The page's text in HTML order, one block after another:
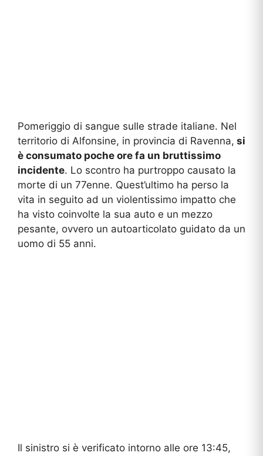
Pomeriggio di sangue sulle strade italiane. Nel
territorio di Alfonsine, in provincia di Ravenna, si
è consumato poche ore fa un bruttissimo
incidente. Lo scontro ha purtroppo causato la
morte di un 77enne. Quest’ultimo ha perso la
vita in seguito ad un violentissimo impatto che
ha visto coinvolte la sua auto e un mezzo
pesante, ovvero un autoarticolato guidato da un
uomo di 55 anni.
Il sinistro si è verificato intorno alle ore 13:45,